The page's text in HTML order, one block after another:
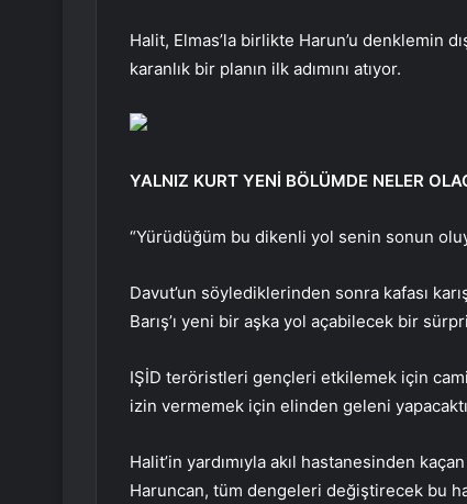
Halit, Elmas’la birlikte Harun’u denklemin
karanlık bir planın ilk adımını atıyor.
YALNIZ KURT YENİ BÖLÜMDE NELER
“Yürüdüğüm bu dikenli yol senin sonun
Davut’un söylediklerinden sonra kafası
Barış’ı yeni bir aşka yol açabilecek bir
IŞİD teröristleri gençleri etkilemek için
izin vermemek için elinden geleni
Halit’in yardımıyla akıl hastanesinden
Haruncan, tüm dengeleri değiştirecek bu